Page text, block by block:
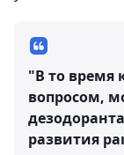
"В то время
вопросом,
развития